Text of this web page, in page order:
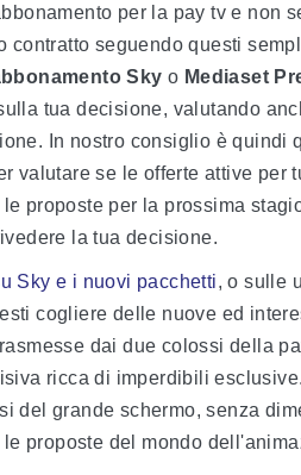
per la pay tv e non
contratto seguendo questi
Skyo Mediaset
tua decisione, valutando
In nostro consiglio è quindi
valutare se le offerte attive per
proposte per la prossima
la tua decisione.
Sky e i nuovi pacchetti, o sulle
cogliere delle nuove ed
dai due colossi della
ricca di imperdibili
del grande schermo, senza
proposte del mondo